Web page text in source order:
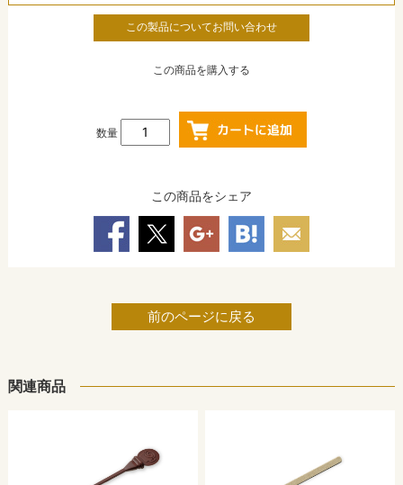
この製品についてお問い合わせ
この商品を購入する
数量
この商品をシェア
前のページに戻る
関連商品